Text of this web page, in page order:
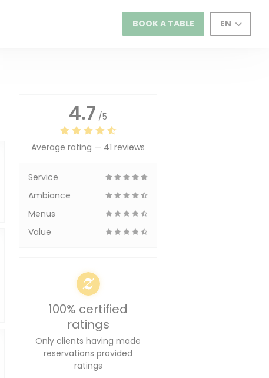
BOOK A TABLE EN
4.7 /5
Average rating — 41 reviews
Service
Ambiance
Menus
Value
100% certified
ratings
Only clients having made
reservations provided
ratings